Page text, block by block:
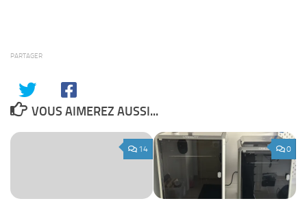
PARTAGER
VOUS AIMEREZ AUSSI...
14 0